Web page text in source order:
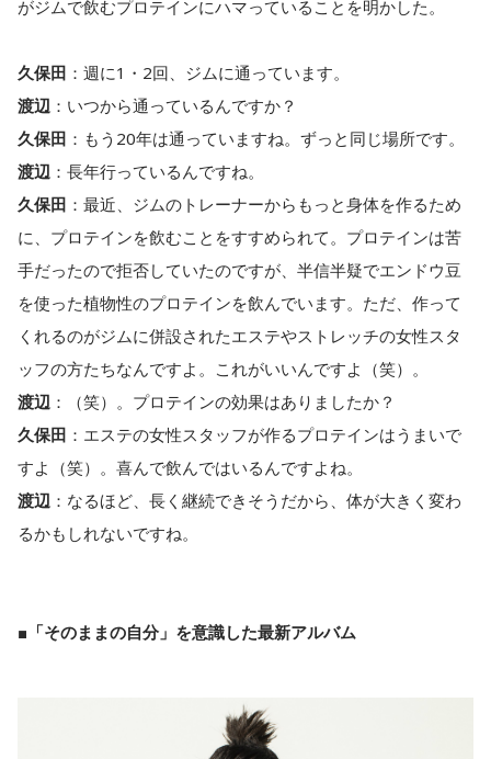
がジムで飲むプロテインにハマっていることを明かした。
久保田 ：週に1・2回、ジムに通っています。
渡辺 ：いつから通っているんですか？
久保田 ：もう20年は通っていますね。ずっと同じ場所です。
渡辺 ：長年行っているんですね。
久保田 ：最近、ジムのトレーナーからもっと身体を作るため
に、プロテインを飲むことをすすめられて。プロテインは苦
手だったので拒否していたのですが、半信半疑でエンドウ豆
を使った植物性のプロテインを飲んでいます。ただ、作って
くれるのがジムに併設されたエステやストレッチの女性スタ
ッフの方たちなんですよ。これがいいんですよ（笑）。
渡辺 ：（笑）。プロテインの効果はありましたか？
久保田 ：エステの女性スタッフが作るプロテインはうまいで
すよ（笑）。喜んで飲んではいるんですよね。
渡辺 ：なるほど、長く継続できそうだから、体が大きく変わ
るかもしれないですね。
■「そのままの自分」を意識した最新アルバム